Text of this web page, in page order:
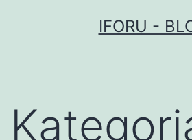
IFORU -